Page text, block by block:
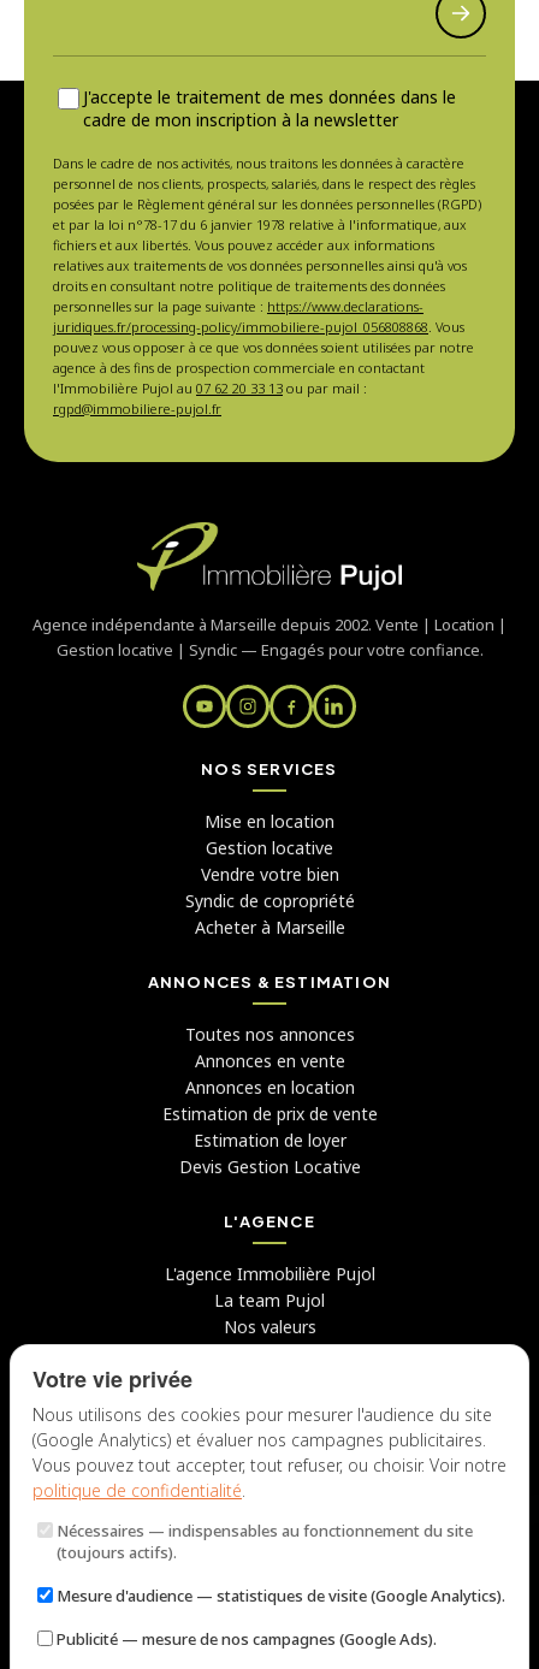
J'accepte le traitement de mes données dans le
cadre de mon inscription à la newsletter
Dans le cadre de nos activités, nous traitons les données à caractère
personnel de nos clients, prospects, salariés, dans le respect des règles
posées par le Règlement général sur les données personnelles (RGPD)
et par la loi n°78-17 du 6 janvier 1978 relative à l'informatique, aux
fichiers et aux libertés. Vous pouvez accéder aux informations
relatives aux traitements de vos données personnelles ainsi qu'à vos
droits en consultant notre politique de traitements des données
personnelles sur la page suivante : https://www.declarations-
juridiques.fr/processing-policy/immobiliere-pujol_056808868 . Vous
pouvez vous opposer à ce que vos données soient utilisées par notre
agence à des fins de prospection commerciale en contactant
l'Immobilière Pujol au 07 62 20 33 13 ou par mail :
rgpd@immobiliere-pujol.fr
Agence indépendante à Marseille depuis 2002. Vente | Location |
Gestion locative | Syndic — Engagés pour votre confiance.
NOS SERVICES
Mise en location
Gestion locative
Vendre votre bien
Syndic de copropriété
Acheter à Marseille
ANNONCES & ESTIMATION
Toutes nos annonces
Annonces en vente
Annonces en location
Estimation de prix de vente
Estimation de loyer
Devis Gestion Locative
L'AGENCE
L'agence Immobilière Pujol
La team Pujol
Nos valeurs
Candidater chez nous
NOUS CONTACTER
Lun – Jeu : 9h – 12h / 14h – 18h
Votre vie privée
Nous utilisons des cookies pour mesurer l'audience du site
(Google Analytics) et évaluer nos campagnes publicitaires.
Vous pouvez tout accepter, tout refuser, ou choisir. Voir notre
politique de confidentialité.
Nécessaires — indispensables au fonctionnement du site
(toujours actifs).
Mesure d'audience — statistiques de visite (Google Analytics).
Publicité — mesure de nos campagnes (Google Ads).